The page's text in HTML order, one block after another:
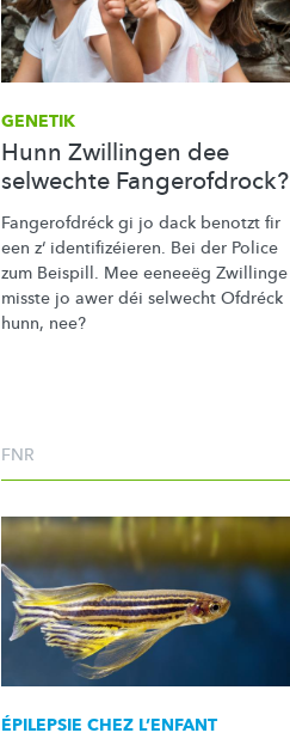
GENETIK
Hunn Zwillingen dee
selwechte Fangerofdrock?
Fangerofdréck gi jo dack benotzt fir
een z‘ identifizéieren. Bei der Police
zum Beispill. Mee eeneeëg Zwillinge
misste jo awer déi selwecht Ofdréck
hunn, nee?
FNR
ÉPILEPSIE CHEZ L’ENFANT